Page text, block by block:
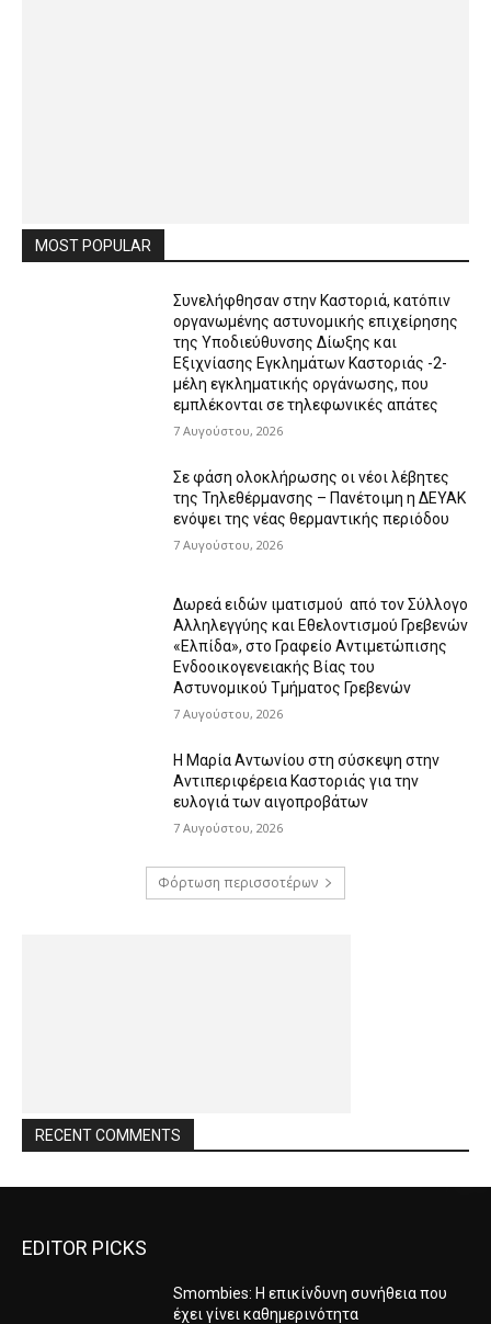
MOST POPULAR
Συνελήφθησαν στην Καστοριά, κατόπιν
οργανωμένης αστυνομικής επιχείρησης
της Υποδιεύθυνσης Δίωξης και
Εξιχνίασης Εγκλημάτων Καστοριάς -2-
μέλη εγκληματικής οργάνωσης, που
εμπλέκονται σε τηλεφωνικές απάτες
7 Αυγούστου, 2026
Σε φάση ολοκλήρωσης οι νέοι λέβητες
της Τηλεθέρμανσης – Πανέτοιμη η ΔΕΥΑΚ
ενόψει της νέας θερμαντικής περιόδου
7 Αυγούστου, 2026
Δωρεά ειδών ιματισμού από τον Σύλλογο
Αλληλεγγύης και Εθελοντισμού Γρεβενών
«Ελπίδα», στο Γραφείο Αντιμετώπισης
Ενδοοικογενειακής Βίας του
Αστυνομικού Τμήματος Γρεβενών
7 Αυγούστου, 2026
Η Μαρία Αντωνίου στη σύσκεψη στην
Αντιπεριφέρεια Καστοριάς για την
ευλογιά των αιγοπροβάτων
7 Αυγούστου, 2026
Φόρτωση περισσοτέρων
RECENT COMMENTS
EDITOR PICKS
Smombies: Η επικίνδυνη συνήθεια που
έχει γίνει καθημερινότητα